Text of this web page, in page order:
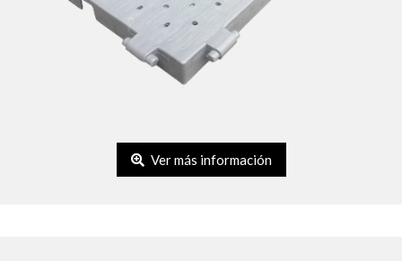
Ver más información